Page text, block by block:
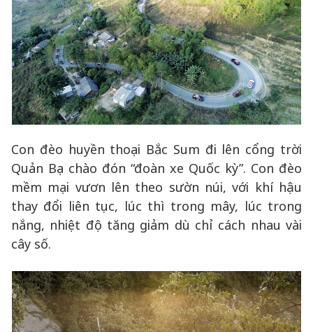
Con đèo huyền thoại Bắc Sum đi lên cổng trời
Quản Bạ chào đón “đoàn xe Quốc kỳ”. Con đèo
mềm mại vươn lên theo sườn núi, với khí hậu
thay đổi liên tục, lúc thì trong mây, lúc trong
nắng, nhiệt độ tăng giảm dù chỉ cách nhau vài
cây số.